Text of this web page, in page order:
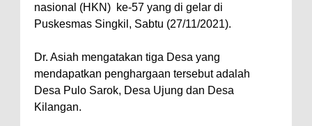
nasional (HKN) ke-57 yang di gelar di
Puskesmas Singkil, Sabtu (27/11/2021).
Dr. Asiah mengatakan tiga Desa yang
mendapatkan penghargaan tersebut adalah
Desa Pulo Sarok, Desa Ujung dan Desa
Kilangan.